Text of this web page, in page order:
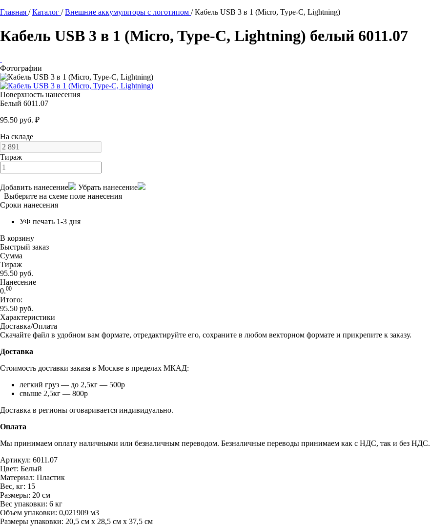
Главная / Каталог / Внешние аккумуляторы с логотипом / Кабель USB 3 в 1 (Micro, Type-C, Lightning)
Кабель USB 3 в 1 (Micro, Type-C, Lightning) белый 6011.07
Фотографии
Поверхность нанесения
Белый 6011.07
95.50 руб. ₽
На складе
Тираж
Добавить нанесение
Убрать нанесение
Выберите на схеме поле нанесения
Сроки нанесения
УФ печать 1-3 дня
В корзину
Быстрый заказ
Сумма
Тираж
95.50 руб.
Нанесение
0.00
Итого:
95.50 руб.
Характеристики
Доставка/Оплата
Скачайте файл в удобном вам формате, отредактируйте его, сохраните в любом векторном формате и прикрепите к заказу.
Доставка
Стоимость доставки заказа в Москве в пределах МКАД:
легкий груз — до 2,5кг — 500р
свыше 2,5кг — 800р
Доставка в регионы оговаривается индивидуально.
Оплата
Мы принимаем оплату наличными или безналичным переводом. Безналичные переводы принимаем как с НДС, так и без НДС.
Артикул: 6011.07
Цвет: Белый
Материал: Пластик
Вес, кг: 15
Размеры: 20 см
Вес упаковки: 6 кг
Объем упаковки: 0,021909 м3
Размеры упаковки: 20,5 см х 28,5 см х 37,5 см